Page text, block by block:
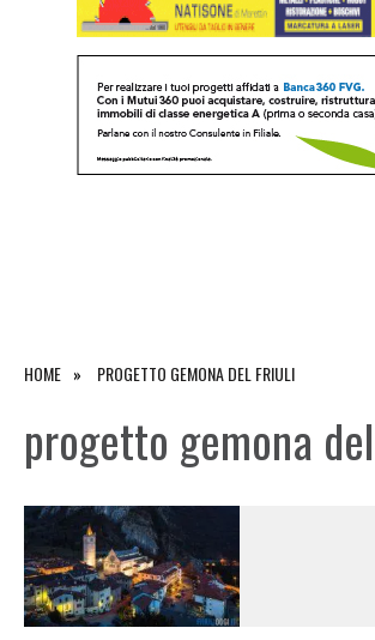
HOME PROGETTO GEMONA DEL FRIULI
progetto gemona